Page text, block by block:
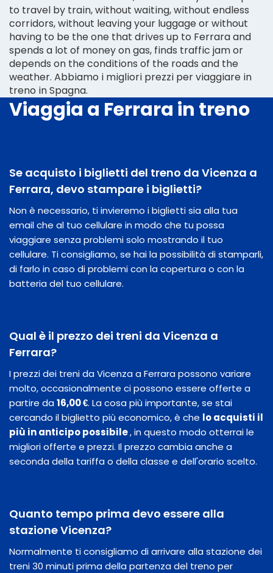
to travel by train, without waiting, without endless
corridors, without leaving your luggage or without
having to be the one that drives up to Ferrara and
spends a lot of money on gas, finds traffic jam or
depends on the conditions of the roads and the
weather. Abbiamo i migliori prezzi per viaggiare in
treno in Spagna.
Viaggia a Ferrara in treno
Se acquisto i biglietti del treno da Vicenza a
Ferrara, devo stampare i biglietti?
Non è necessario, ti invieremo i biglietti sia alla tua
email che al tuo cellulare in modo che tu possa
viaggiare senza problemi solo mostrando il tuo
cellulare. Ti consigliamo, se hai la possibilità di stamparli,
di farlo in caso di problemi con la copertura o con la
batteria del tuo cellulare.
Qual è il prezzo dei treni da Vicenza a
Ferrara?
I prezzi dei treni da Vicenza a Ferrara possono variare
molto, occasionalmente ci possono essere offerte a
partire da16,00 €. La cosa più importante, se stai
cercando il biglietto più economico, è che lo acquisti il
​​più in anticipo possibile, in questo modo otterrai le
migliori offerte e prezzi. Il prezzo cambia anche a
seconda della tariffa o della classe e dell'orario scelto.
Quanto tempo prima devo essere alla
stazione Vicenza?
Normalmente ti consigliamo di arrivare alla stazione dei
treni 30 minuti prima della partenza del treno per